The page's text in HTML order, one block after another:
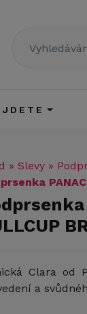
» Slevy »
Clara od
a